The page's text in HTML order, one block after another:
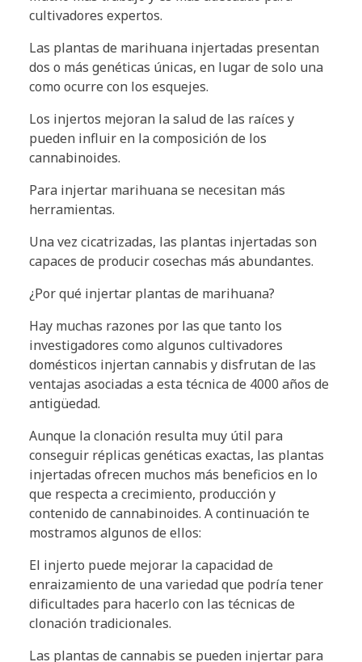
cultivadores expertos.
Las plantas de marihuana injertadas presentan
dos o más genéticas únicas, en lugar de solo una
como ocurre con los esquejes.
Los injertos mejoran la salud de las raíces y
pueden influir en la composición de los
cannabinoides.
Para injertar marihuana se necesitan más
herramientas.
Una vez cicatrizadas, las plantas injertadas son
capaces de producir cosechas más abundantes.
¿Por qué injertar plantas de marihuana?
Hay muchas razones por las que tanto los
investigadores como algunos cultivadores
domésticos injertan cannabis y disfrutan de las
ventajas asociadas a esta técnica de 4000 años de
antigüedad.
Aunque la clonación resulta muy útil para
conseguir réplicas genéticas exactas, las plantas
injertadas ofrecen muchos más beneficios en lo
que respecta a crecimiento, producción y
contenido de cannabinoides. A continuación te
mostramos algunos de ellos:
El injerto puede mejorar la capacidad de
enraizamiento de una variedad que podría tener
dificultades para hacerlo con las técnicas de
clonación tradicionales.
Las plantas de cannabis se pueden injertar para